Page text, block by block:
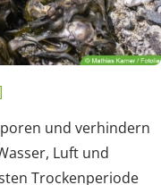
und verhindern
Luft und
Trockenperiode